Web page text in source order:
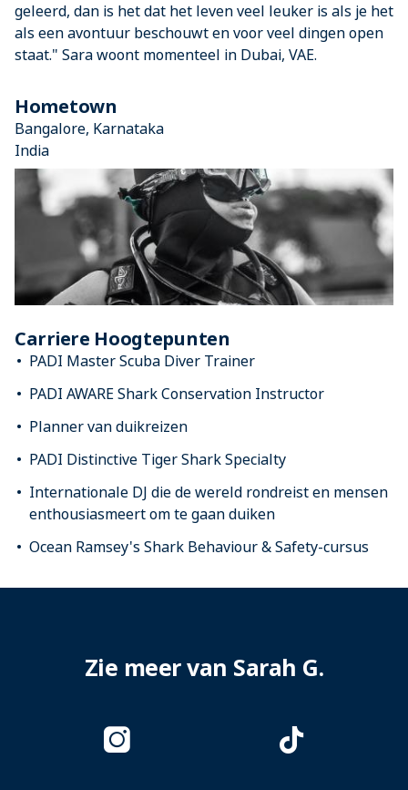
geleerd, dan is het dat het leven veel leuker is als je het
als een avontuur beschouwt en voor veel dingen open
staat." Sara woont momenteel in Dubai, VAE.
Hometown
Bangalore, Karnataka
India
Carriere Hoogtepunten
PADI Master Scuba Diver Trainer
PADI AWARE Shark Conservation Instructor
Planner van duikreizen
PADI Distinctive Tiger Shark Specialty
Internationale DJ die de wereld rondreist en mensen
enthousiasmeert om te gaan duiken
Ocean Ramsey's Shark Behaviour & Safety-cursus
Zie meer van Sarah G.